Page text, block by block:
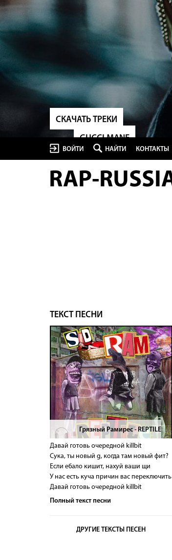
ВОЙТИ НАЙТИ КОНТАКТЫ
СКАЧАТЬ ТРЕКИ
GUCCI MANE
ТЕКСТ ПЕСНИ
> Грязный Рамирес - REPTILE
Давай готовь очередной killbit
Сука, ты новый g, когда там новый фит?
Если ебало кишит, нахуй ваши щи
У нас есть куча причин вас переключить
Давай готовь очередной killbit
Полный текст песни
ДРУГИЕ ТЕКСТЫ ПЕСЕН